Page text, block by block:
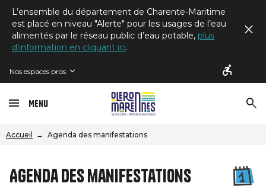
L’ensemble du département de Charente-Maritime
est placé en niveau "Alerte" pour les usages de l’eau
alimentés par le réseau public d’eau potable, plus
d'information en cliquant ici.
Nos espaces pros
Menu
Accueil Agenda des manifestations
Agenda des manifestations